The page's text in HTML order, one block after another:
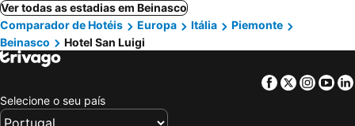
Ver todas as estadias em Beinasco
Comparador de Hotéis
Europa Itália
Piemonte
Beinasco
Hotel San Luigi
Facebook
Twitter
Selecione o seu país